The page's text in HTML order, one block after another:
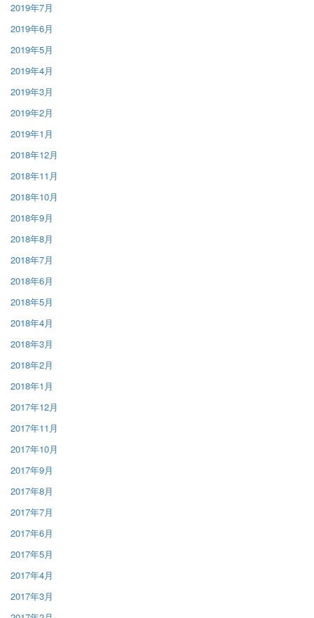
2019年7月
2019年6月
2019年5月
2019年4月
2019年3月
2019年2月
2019年1月
2018年12月
2018年11月
2018年10月
2018年9月
2018年8月
2018年7月
2018年6月
2018年5月
2018年4月
2018年3月
2018年2月
2018年1月
2017年12月
2017年11月
2017年10月
2017年9月
2017年8月
2017年7月
2017年6月
2017年5月
2017年4月
2017年3月